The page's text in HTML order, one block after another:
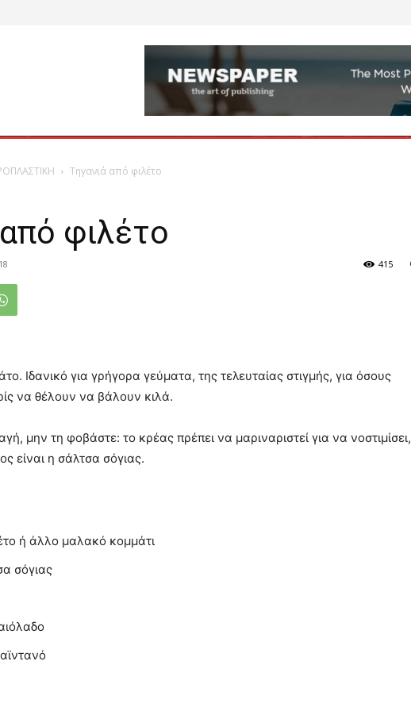
Τηγανιά από φιλέτο
φιλέτο
415
Ιδανικό για γρήγορα γεύματα, της τελευταίας στιγμής, για όσους
να θέλουν να βάλουν κιλά.
μην τη φοβάστε: το κρέας πρέπει να μαριναριστεί για να νοστιμίσει,
είναι η σάλτσα σόγιας.
ή άλλο μαλακό κομμάτι
σόγιας